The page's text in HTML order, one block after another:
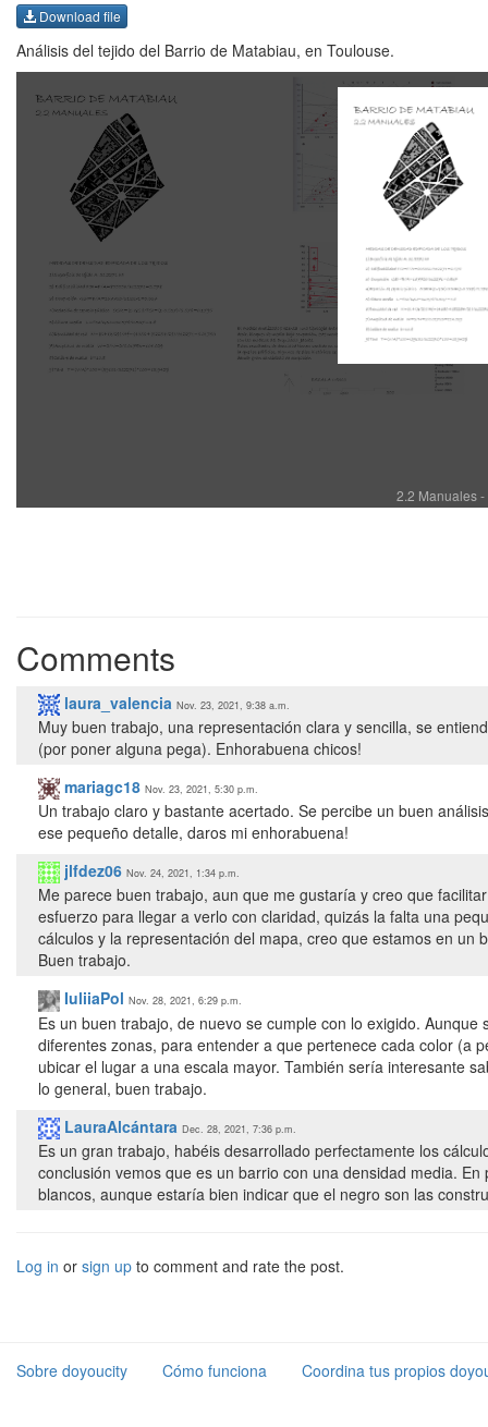
Download file
Análisis del tejido del Barrio de Matabiau, en Toulouse.
2.2 Manuales
Comments
laura_valencia Nov. 23, 2021, 9:38 a.m.
Muy buen trabajo, una representación clara y sencilla, se
(por poner alguna pega). Enhorabuena chicos!
mariagc18 Nov. 23, 2021, 5:30 p.m.
Un trabajo claro y bastante acertado. Se percibe un buen
ese pequeño detalle, daros mi enhorabuena!
jlfdez06 Nov. 24, 2021, 1:34 p.m.
Me parece buen trabajo, aun que me gustaría y creo que
esfuerzo para llegar a verlo con claridad, quizás la falta una
cálculos y la representación del mapa, creo que estamos en un
Buen trabajo.
IuliiaPol Nov. 28, 2021, 6:29 p.m.
Es un buen trabajo, de nuevo se cumple con lo exigido.
diferentes zonas, para entender a que pertenece cada color (a
ubicar el lugar a una escala mayor. También sería interesante
lo general, buen trabajo.
LauraAlcántara Dec. 28, 2021, 7:36 p.m.
Es un gran trabajo, habéis desarrollado perfectamente los
conclusión vemos que es un barrio con una densidad media.
blancos, aunque estaría bien indicar que el negro son las
Log in or sign up to comment and rate the post.
Sobre doyoucity Cómo funciona Coordina tus propios